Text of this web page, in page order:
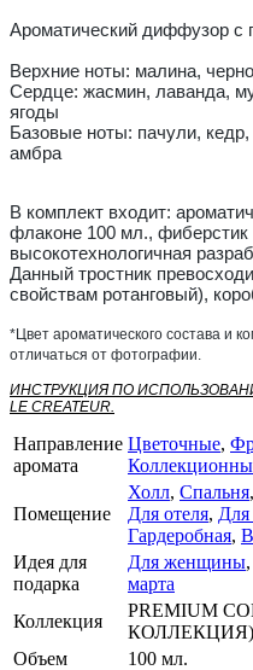
Ароматический диффузор с
Верхние ноты: малина,
Сердце: жасмин, лаванда,
ягоды
Базовые ноты: пачули, кедр,
амбра
В комплект входит:
флаконе 100 мл.,
высокотехнологичная
Данный тростник
свойствам ротанговый),
*Цвет ароматического состава и
отличаться от фотографии.
ИНСТРУКЦИЯ ПО
LE CREATEUR.
Направление
аромата
Цветочные,
Помещение
Холл, Спальня,
Для отеля, Для
Гардеробная,
Идея для
подарка
Для женщины,
марта
Коллекция
PREMIUM
КОЛЛЕКЦИЯ)
Объем
100 мл.